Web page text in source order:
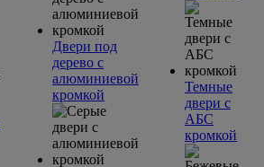
Двери под
дерево с
алюминиевой
кромкой
Темные
двери с
АБС
кромкой